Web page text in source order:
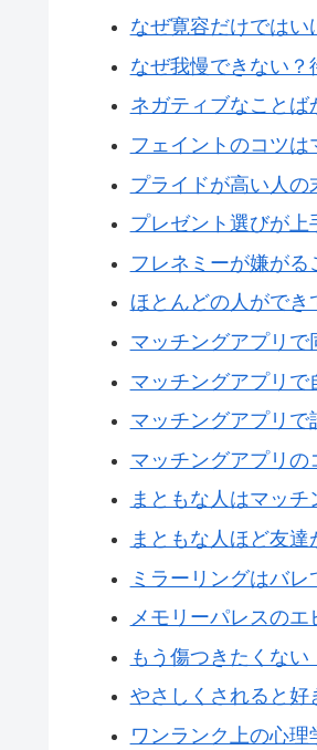
なぜ寛容だけでは
なぜ我慢できない
ネガティブなことば
フェイントのコツは
プライドが高い人
プレゼント選びが上
フレネミーが嫌が
ほとんどの人がで
マッチングアプリ
マッチングアプリ
マッチングアプリ
マッチングアプリ
まともな人はマッ
まともな人ほど友
ミラーリングはバ
メモリーパレスの
もう傷つきたくな
やさしくされると好
ワンランク上の心理